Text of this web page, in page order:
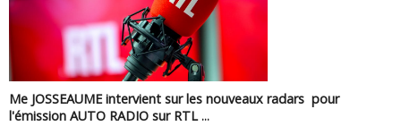
Me JOSSEAUME intervient sur les nouveaux radars pour
l'émission AUTO RADIO sur RTL ...